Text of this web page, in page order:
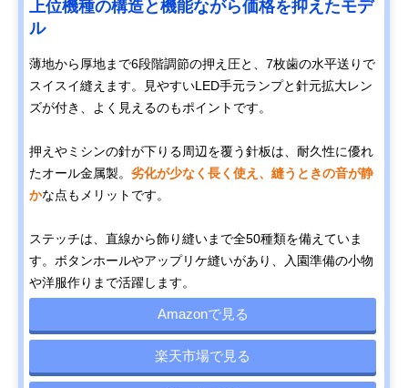
上位機種の構造と機能ながら価格を抑えたモデ
ル
薄地から厚地まで6段階調節の押え圧と、7枚歯の水平送りで
スイスイ縫えます。見やすいLED手元ランプと針元拡大レン
ズが付き、よく見えるのもポイントです。
押えやミシンの針が下りる周辺を覆う針板は、耐久性に優れ
たオール金属製。 劣化が少なく長く使え、縫うときの音が静
かな点もメリットです。
ステッチは、直線から飾り縫いまで全50種類を備えていま
す。ボタンホールやアップリケ縫いがあり、入園準備の小物
や洋服作りまで活躍します。
Amazonで見る
楽天市場で見る